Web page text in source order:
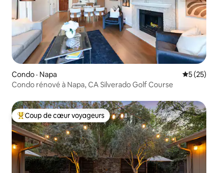
Condo · Napa Note
5 (25)
Condo rénové à Napa, CA Silverado Golf Course
Coup de cœur voyageurs parmi les plus aimés
Coup de cœur voyageurs